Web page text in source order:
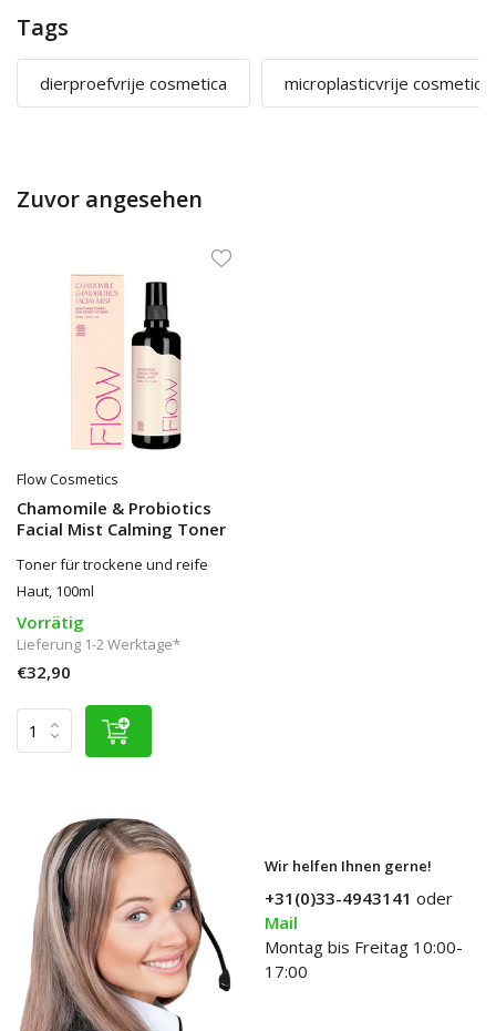
Tags
dierproefvrije cosmetica microplasticvrije cosmetica
Zuvor angesehen
Flow Cosmetics
Chamomile & Probiotics
Facial Mist Calming Toner
Toner für trockene und reife
Haut, 100ml
Vorrätig
Lieferung 1-2 Werktage*
€32,90
Wir helfen Ihnen gerne!
+31(0)33-4943141 oder
Mail
Montag bis Freitag 10:00-
17:00